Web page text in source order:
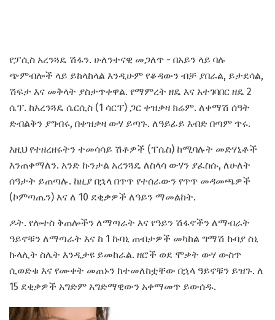
የፓሲስ አረንጓዴ ሽፋን. ሁለንተናዊ መጋለጥ - በአይን ላይ ባሉ
ጭምብሎች ላይ ይከላከላል እንዲሁም የቆዳውን ብቻ ያበራል, ይታደሳል,
ሽፍታ እና መቅላት ያስታጥቀዋል. የማምረት ዘዴ እና አተገባበር ዘዴ 2
ሴፕ. ከአረንጓዴ ሴርሲስ (1 ሳርፕ) ጋር ቀዝቃዛ ክሬም. ለቀማሽ ሰዓት
ድብልቅን ያግብሩ, በቀዝቃዛ ውሃ ይጣጉ. ለዓይፊይ እብድ በጣም ጥሩ.
እዚህ የተዘረዘሩትን ተመሳሳይ ሽቶዎች (ፐሴስ) ከሚባሉት መድሃኒቶች
እንጠቀማለን. አንድ ኩንታል አረንጓዴ ለስላሳ ውሃን ያፈስሱ, ለሁለት
ሰዓታት ይጠጣሉ. ከዚያ በኋላ በጥጥ የተሰራውን የጥጥ መዳመጫዎች
(ኮምጣጤን) እና ለ 10 ደቂቃዎች ለዓይን ማመልከት.
ዶት. የሎተስ ቅጠሎችን ለማጣራት እና የዓይን ሽፋኖችን ለማብራት
ዓይኖቹን ለማጣራት እና ከ 1 ኩባኒ ጠብታዎች መካከል ግማሽ ኩባያ ስኒ
ኩላሊት ስሌት እንዲታዩ ይመከራል. ዘሮች ወደ ሞቃት ውሃ ውስጥ
ሲወድቁ እና የሙቀት መጠኑን ከተመለከቷቸው በኋላ ዓይኖቹን ይዝጉ. ለ
15 ደቂቃዎች አግድም አግድማዊውን አቀማመጥ ይውሰዱ.